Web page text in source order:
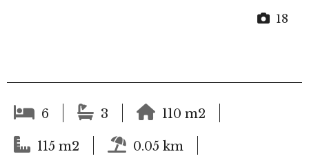
18
6 3 110 m2
115 m2
0.05 km